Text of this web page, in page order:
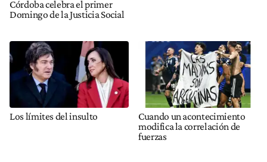
Córdoba celebra el primer
Domingo de la Justicia Social
Los límites del insulto
Cuando un acontecimiento
modifica la correlación de
fuerzas